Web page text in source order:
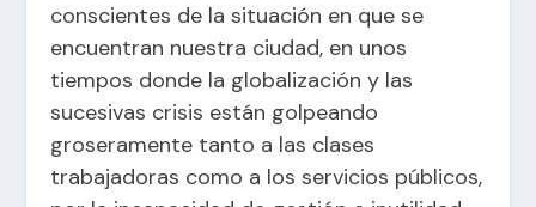
conscientes de la situación en que se
encuentran nuestra ciudad, en unos
tiempos donde la globalización y las
sucesivas crisis están golpeando
groseramente tanto a las clases
trabajadoras como a los servicios públicos,